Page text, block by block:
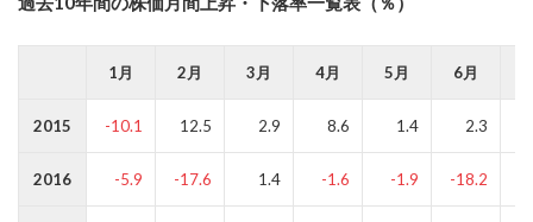
1月 2月 3月 4月 5月 6月
2015 -10.1 12.5 2.9 8.6 1.4 2.3
2016 -5.9 -17.6 1.4 -1.6 -1.9 -18.2